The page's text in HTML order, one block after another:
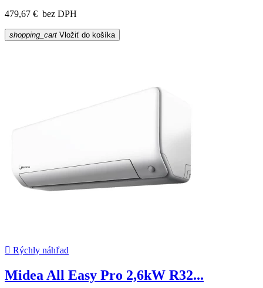
479,67 € bez DPH
shopping_cart Vložiť do košíka
 Rýchly náhľad
Midea All Easy Pro 2,6kW R32...